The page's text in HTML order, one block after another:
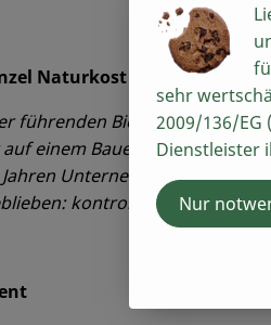
Naturkost GmbH
führenden Bio-Hersteller in
einem Bauernhof mit
kontrolliert
sehr
2009/136/EG
Dienstleister
Nur